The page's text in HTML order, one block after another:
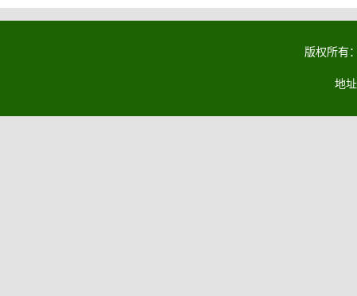
版权所有
地